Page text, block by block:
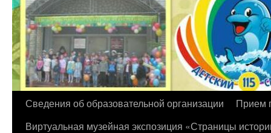
Перейти
Сведения об образовательной организации
Прием
Виртуальная музейная экспозиция «Страницы